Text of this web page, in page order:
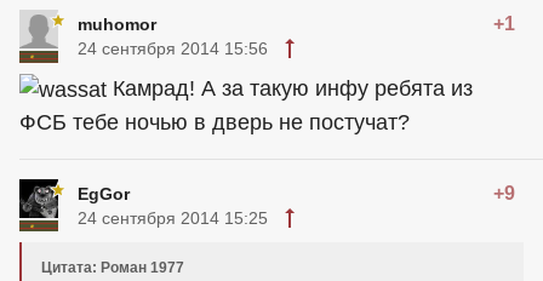
muhomor +1
24 сентября 2014 15:56
Камрад! А за такую инфу ребята из
ФСБ тебе ночью в дверь не постучат?
EgGor +9
24 сентября 2014 15:25
Цитата: Роман 1977